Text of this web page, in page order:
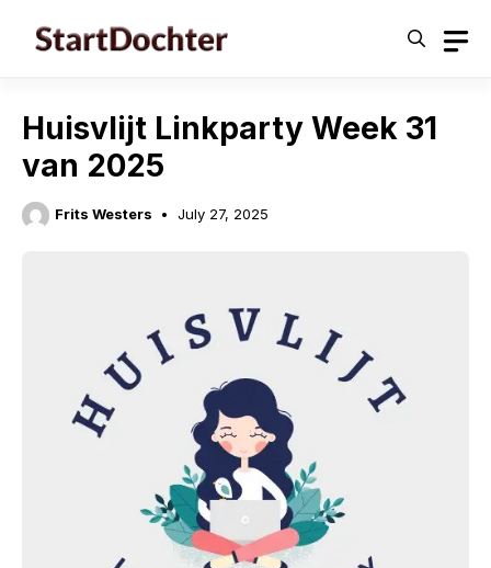
Huisvlijt Linkparty Week 31
van 2025
Frits Westers July 27, 2025